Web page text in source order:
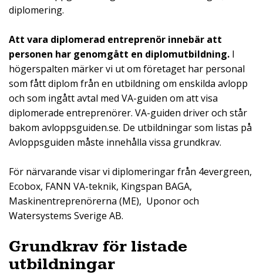
diplomering.
Att vara diplomerad entreprenör innebär att
personen har genomgått en diplomutbildning. I
högerspalten märker vi ut om företaget har personal
som fått diplom från en utbildning om enskilda avlopp
och som ingått avtal med VA-guiden om att visa
diplomerade entreprenörer. VA-guiden driver och står
bakom avloppsguiden.se. De utbildningar som listas på
Avloppsguiden måste innehålla vissa grundkrav.
För närvarande visar vi diplomeringar från 4evergreen,
Ecobox, FANN VA-teknik, Kingspan BAGA,
Maskinentreprenörerna (ME), Uponor och
Watersystems Sverige AB.
Grundkrav för listade
utbildningar